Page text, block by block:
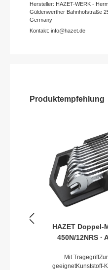
Hersteller: HAZET-WERK -
Güldenwerther Bahnhofstraße
Germany
Kontakt: info@hazet.de
Produktempfehlung
HAZET Doppel-
450N/12NRS ·
Mit
geeignetKunststoff-